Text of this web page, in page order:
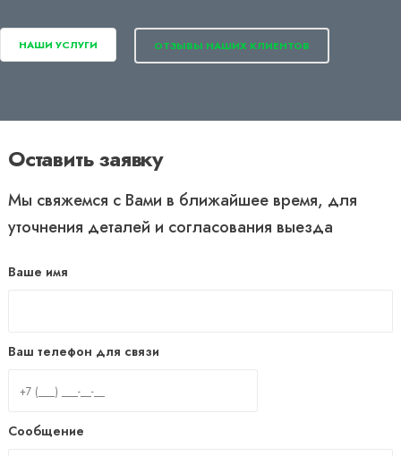
НАШИ УСЛУГИ ОТЗЫВЫ НАШИХ КЛИЕНТОВ
Оставить заявку
Мы свяжемся с Вами в ближайшее время, для
уточнения деталей и согласования выезда
Ваше имя
Ваш телефон для связи
Сообщение